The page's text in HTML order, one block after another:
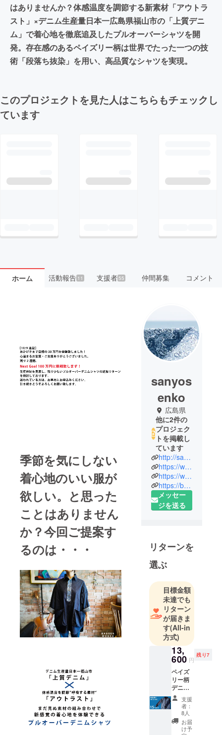
はありませんか？体感温度を調節する新素材「アウトラ
スト」×デニム生産量日本一広島県福山市の「上質デニ
ム」で着心地を徹底追及したプルオーバーシャツを開
発。存在感のあるペイズリー柄は世界でたった一つの技
術「段落ち抜染」を用い、高品質なシャツを実現。
このプロジェクトを見た人はこちらもチェックし
ています
ホーム 活動報告11 支援者55 仲間募集 コメント
季節を気にしない
着心地のいい服が
欲しい。と思った
ことはありません
か？今回ご提案す
るのは・・・
sanyos
enko
広島県
他に2件の
プロジェク
トを掲載し
ています
http://sanyo-senko.co.jp/
https://www.facebook.com/sanyosenko.jp/
https://www.instagram.com/sanyosenko/?hl=ja
https://bassenworks.shop/
メッセー
ジを送る
リターンを
選ぶ
目標金額
未達でも
リターン
が届きま
す(All-in
方式)
13,
600 円
残り7
ペイズ
リー柄
デニム
シャツ
×1 【10
月末お
届け 早
割2,400
支援
者：
8人
お届
け予